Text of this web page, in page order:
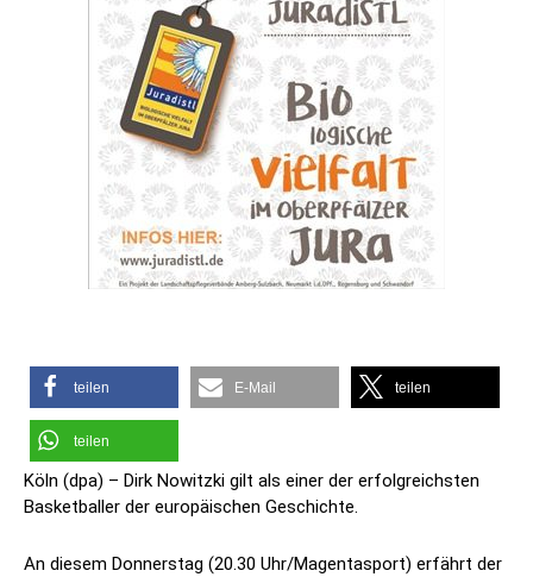
teilen E-Mail teilen
teilen
Köln (dpa) – Dirk Nowitzki gilt als einer der erfolgreichsten
Basketballer der europäischen Geschichte.
An diesem Donnerstag (20.30 Uhr/Magentasport) erfährt der